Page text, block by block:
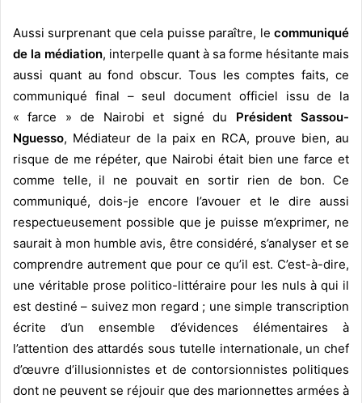
Aussi surprenant que cela puisse paraître, le communiqué
de la médiation, interpelle quant à sa forme hésitante mais
aussi quant au fond obscur. Tous les comptes faits, ce
communiqué final – seul document officiel issu de la
« farce » de Nairobi et signé du Président Sassou-
Nguesso, Médiateur de la paix en RCA, prouve bien, au
risque de me répéter, que Nairobi était bien une farce et
comme telle, il ne pouvait en sortir rien de bon. Ce
communiqué, dois-je encore l’avouer et le dire aussi
respectueusement possible que je puisse m’exprimer, ne
saurait à mon humble avis, être considéré, s’analyser et se
comprendre autrement que pour ce qu’il est. C’est-à-dire,
une véritable prose politico-littéraire pour les nuls à qui il
est destiné – suivez mon regard ; une simple transcription
écrite d’un ensemble d’évidences élémentaires à
l’attention des attardés sous tutelle internationale, un chef
d’œuvre d’illusionnistes et de contorsionnistes politiques
dont ne peuvent se réjouir que des marionnettes armées à